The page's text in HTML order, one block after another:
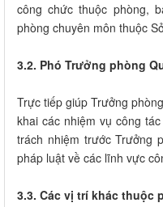
công chức thuộc phòng,
phòng chuyên môn thuộc
3.2. Phó Trưởng phòng
Trực tiếp giúp Trưởng
khai các nhiệm vụ công
trách nhiệm trước Trưởng
pháp luật về các lĩnh vực
3.3. Các vị trí khác thuộc